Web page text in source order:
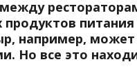
питания
например, может
Но все это